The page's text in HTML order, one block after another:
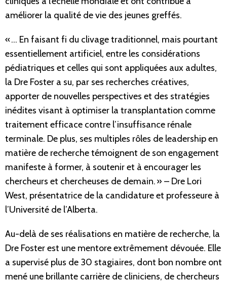
améliorer la qualité de vie des jeunes greffés.
« … En faisant fi du clivage traditionnel, mais pourtant
essentiellement artificiel, entre les considérations
pédiatriques et celles qui sont appliquées aux adultes,
la Dre Foster a su, par ses recherches créatives,
apporter de nouvelles perspectives et des stratégies
inédites visant à optimiser la transplantation comme
traitement efficace contre l’insuffisance rénale
terminale. De plus, ses multiples rôles de leadership en
matière de recherche témoignent de son engagement
manifeste à former, à soutenir et à encourager les
chercheurs et chercheuses de demain. » – Dre Lori
West, présentatrice de la candidature et professeure à
l’Université de l’Alberta.
Au-delà de ses réalisations en matière de recherche, la
Dre Foster est une mentore extrêmement dévouée. Elle
a supervisé plus de 30 stagiaires, dont bon nombre ont
mené une brillante carrière de cliniciens, de chercheurs